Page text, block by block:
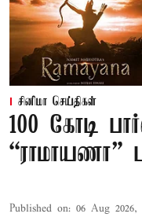
சினிமா செய்திகள்
100 கோடி
“ராமாயணா”
Published on: 06 Aug 2026,